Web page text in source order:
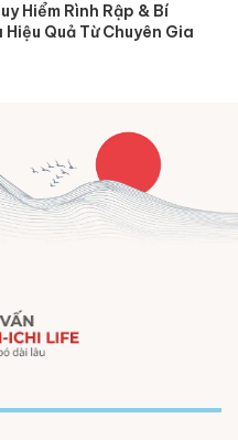
Hiểm Rình Rập & Bí
Quả Từ Chuyên Gia